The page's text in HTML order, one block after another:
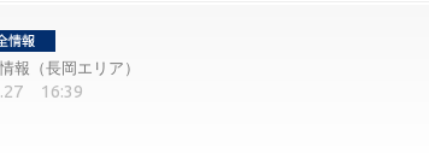
報（長岡エリア）
16:39